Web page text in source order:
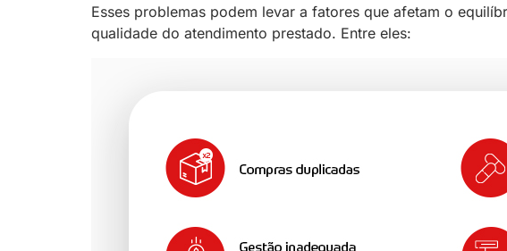
Esses problemas podem levar a fatores que afetam o
qualidade do atendimento prestado. Entre eles: